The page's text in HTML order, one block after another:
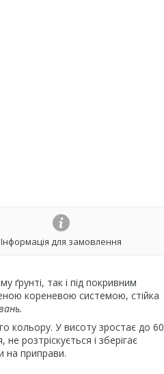
Інформація для замовлення
ґрунті, так і під покривним
кореневою системою, стійка
кольору. У висоту зростає до 60
розтріскується і зберігає
на приправи.